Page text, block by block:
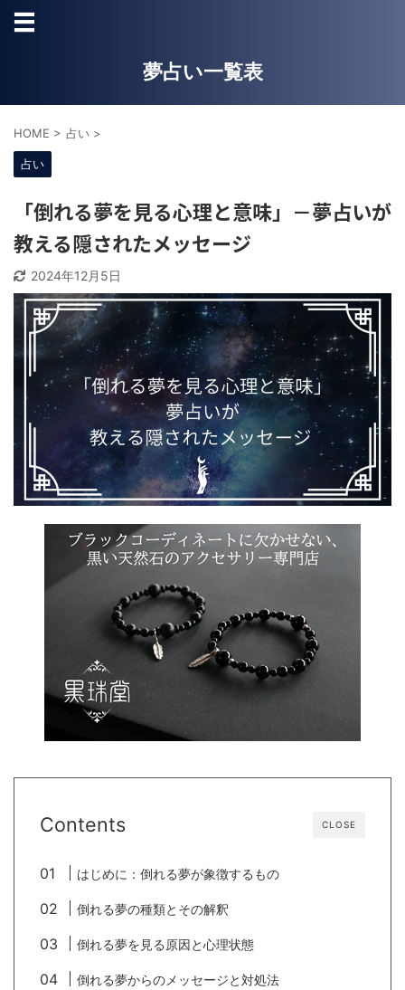
夢占い一覧表
HOME > 占い >
占い
「倒れる夢を見る心理と意味」－夢占いが
教える隠されたメッセージ
2024年12月5日
CLOSE
Contents
はじめに：倒れる夢が象徴するもの
倒れる夢の種類とその解釈
倒れる夢を見る原因と心理状態
倒れる夢からのメッセージと対処法